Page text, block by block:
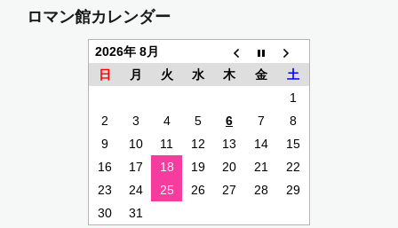
b A
p
p
ロマン館カレンダー
2026年 8月
日
月 火 水 木 金
土
1
2
3 4 5 6 7
8
9
10 11 12 13 14
15
16
17 18 19 20 21
22
23
24 25 26 27 28
29
30
31